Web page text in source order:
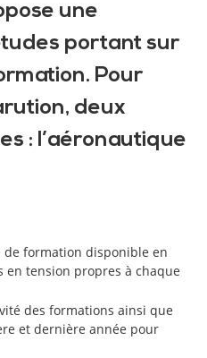
une
portant sur
Pour
deux
: l’aéronautique
de formation disponible en
en tension propres à chaque
des formations ainsi que
et dernière année pour